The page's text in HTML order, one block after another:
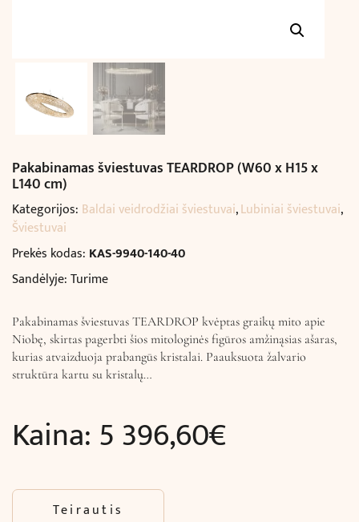
Pakabinamas šviestuvas TEARDROP (W60 x H15 x
L140 cm)
Kategorijos: Baldai veidrodžiai šviestuvai,Lubiniai šviestuvai,
Šviestuvai
Prekės kodas: KAS-9940-140-40
Sandėlyje: Turime
Pakabinamas šviestuvas TEARDROP kvėptas graikų mito apie
Niobę, skirtas pagerbti šios mitologinės figūros amžinąsias ašaras,
kurias atvaizduoja prabangūs kristalai. Paauksuota žalvario
struktūra kartu su kristalų…
Kaina: 5 396,60€
Teirautis